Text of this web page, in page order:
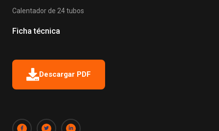
Calentador de 24 tubos
Ficha técnica
Descargar PDF